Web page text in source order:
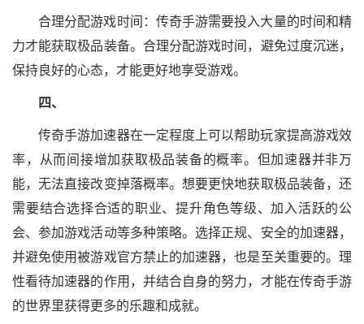
合理分配游戏时间：传奇手游需要投入大量的时间和精
力才能获取极品装备。合理分配游戏时间，避免过度沉迷，
保持良好的心态，才能更好地享受游戏。
四、
传奇手游加速器在一定程度上可以帮助玩家提高游戏效
率，从而间接增加获取极品装备的概率。但加速器并非万
能，无法直接改变掉落概率。想要更快地获取极品装备，还
需要结合选择合适的职业、提升角色等级、加入活跃的公
会、参加游戏活动等多种策略。选择正规、安全的加速器，
并避免使用被游戏官方禁止的加速器，也是至关重要的。理
性看待加速器的作用，并结合自身的努力，才能在传奇手游
的世界里获得更多的乐趣和成就。